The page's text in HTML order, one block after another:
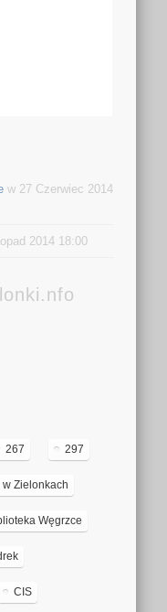
w 27 Czerwiec 2014
2014 18:00
267 297
Zielonkach
Węgrzce
CIS